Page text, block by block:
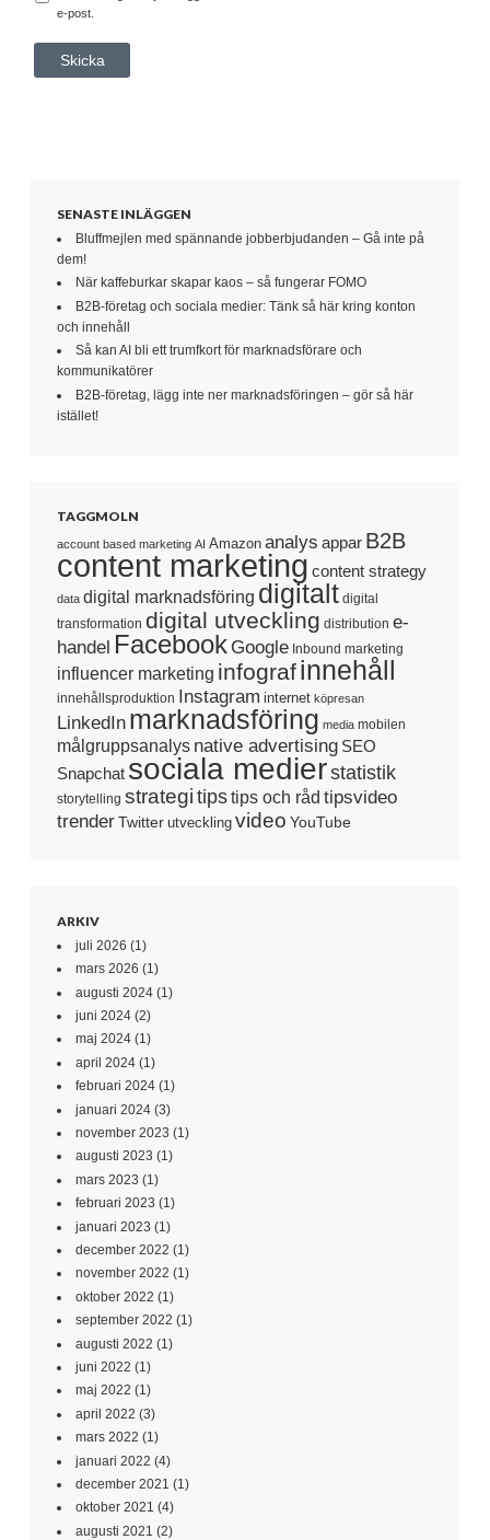
e-post.
SENASTE INLÄGGEN
Bluffmejlen med spännande jobberbjudanden – Gå inte på
dem!
När kaffeburkar skapar kaos – så fungerar FOMO
B2B-företag och sociala medier: Tänk så här kring konton
och innehåll
Så kan AI bli ett trumfkort för marknadsförare och
kommunikatörer
B2B-företag, lägg inte ner marknadsföringen – gör så här
istället!
TAGGMOLN
account based marketing AI Amazon analys appar B2B
content marketing content strategy
data digital marknadsföring digitalt digital
transformation digital utveckling distribution e-
handel Facebook Google Inbound marketing
influencer marketing infografinnehåll
innehållsproduktion Instagram internet köpresan
LinkedIn marknadsföring media mobilen
målgruppsanalys native advertising SEO
Snapchat sociala medierstatistik
storytelling strategi tipstips och råd tipsvideo
trenderTwitter utveckling video YouTube
ARKIV
juli 2026 (1)
mars 2026 (1)
augusti 2024 (1)
juni 2024 (2)
maj 2024 (1)
april 2024 (1)
februari 2024 (1)
januari 2024 (3)
november 2023 (1)
augusti 2023 (1)
mars 2023 (1)
februari 2023 (1)
januari 2023 (1)
december 2022 (1)
november 2022 (1)
oktober 2022 (1)
september 2022 (1)
augusti 2022 (1)
juni 2022 (1)
maj 2022 (1)
april 2022 (3)
mars 2022 (1)
januari 2022 (4)
december 2021 (1)
oktober 2021 (4)
augusti 2021 (2)